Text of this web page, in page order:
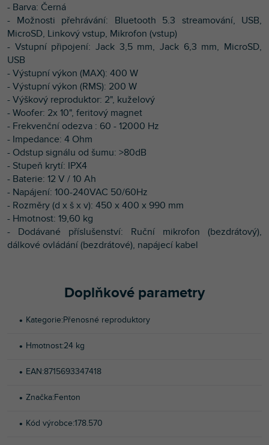
- Barva: Černá
- Možnosti přehrávání: Bluetooth 5.3 streamování, USB,
MicroSD, Linkový vstup, Mikrofon (vstup)
- Vstupní připojení: Jack 3,5 mm, Jack 6,3 mm, MicroSD,
USB
- Výstupní výkon (MAX): 400 W
- Výstupní výkon (RMS): 200 W
- Výškový reproduktor: 2", kuželový
- Woofer: 2x 10", feritový magnet
- Frekvenční odezva : 60 - 12000 Hz
- Impedance: 4 Ohm
- Odstup signálu od šumu: >80dB
- Stupeň krytí: IPX4
- Baterie: 12 V / 10 Ah
- Napájení: 100-240VAC 50/60Hz
- Rozměry (d x š x v): 450 x 400 x 990 mm
- Hmotnost: 19,60 kg
- Dodávané příslušenství: Ruční mikrofon (bezdrátový),
dálkové ovládání (bezdrátové), napájecí kabel
Doplňkové parametry
Kategorie:Přenosné reproduktory
Hmotnost:24 kg
EAN:8715693347418
Značka:Fenton
Kód výrobce:178.570